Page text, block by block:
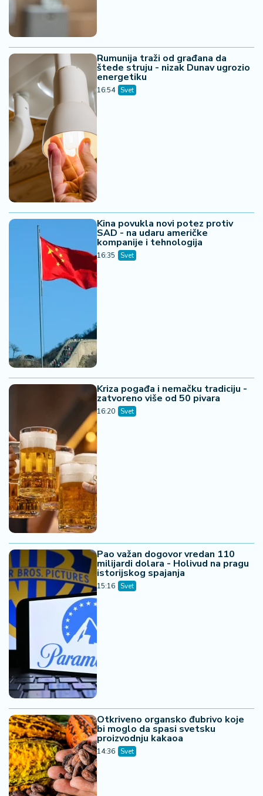
Rumunija traži od građana da
štede struju - nizak Dunav ugrozio
energetiku
16:54 Svet
Kina povukla novi potez protiv
SAD - na udaru američke
kompanije i tehnologija
16:35 Svet
Kriza pogađa i nemačku tradiciju -
zatvoreno više od 50 pivara
16:20 Svet
Pao važan dogovor vredan 110
milijardi dolara - Holivud na pragu
istorijskog spajanja
15:16 Svet
Otkriveno organsko đubrivo koje
bi moglo da spasi svetsku
proizvodnju kakaoa
14:36 Svet